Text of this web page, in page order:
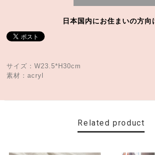
日本国内にお住まいの方向
サイズ：W23.5*H30cm
素材：acryl
Related product